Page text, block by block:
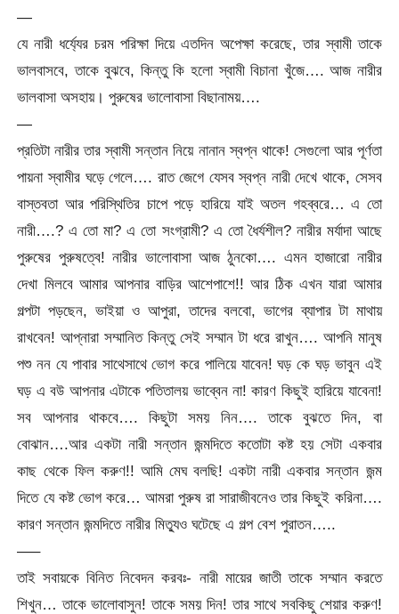
—
যে নারী ধর্য্যের চরম পরিক্ষা দিয়ে এতদিন অপেক্ষা করেছে, তার স্বামী তাকে
ভালবাসবে, তাকে বুঝবে, কিন্তু কি হলো স্বামী বিচানা খুঁজে…. আজ নারীর
ভালবাসা অসহায়। পুরুষের ভালোবাসা বিছানাময়….
—
প্রতিটা নারীর তার স্বামী সন্তান নিয়ে নানান স্বপ্ন থাকে! সেগুলো আর পূর্ণতা
পায়না স্বামীর ঘড়ে গেলে…. রাত জেগে যেসব স্বপ্ন নারী দেখে থাকে, সেসব
বাস্তবতা আর পরিস্থিতির চাপে পড়ে হারিয়ে যাই অতল গহব্বরে… এ তো
নারী….? এ তো মা? এ তো সংগ্রামী? এ তো ধৈর্যশীল? নারীর মর্যাদা আছে
পুরুষের পুরুষত্বে! নারীর ভালোবাসা আজ ঠুনকো…. এমন হাজারো নারীর
দেখা মিলবে আমার আপনার বাড়ির আশেপাশে!! আর ঠিক এখন যারা আমার
গল্পটা পড়ছেন, ভাইয়া ও আপুরা, তাদের বলবো, ভাগের ব্যাপার টা মাথায়
রাখবেন! আপ্নারা সম্মানিত কিন্তু সেই সম্মান টা ধরে রাখুন…. আপনি মানুষ
পশু নন যে পাবার সাথেসাথে ভোগ করে পালিয়ে যাবেন! ঘড় কে ঘড় ভাবুন এই
ঘড় এ বউ আপনার এটাকে পতিতালয় ভাব্বেন না! কারণ কিছুই হারিয়ে যাবেনা!
সব আপনার থাকবে…. কিছুটা সময় নিন…. তাকে বুঝতে দিন, বা
বোঝান….আর একটা নারী সন্তান জন্মদিতে কতোটা কষ্ট হয় সেটা একবার
কাছ থেকে ফিল করুণ!! আমি মেঘ বলছি! একটা নারী একবার সন্তান জন্ম
দিতে যে কষ্ট ভোগ করে… আমরা পুরুষ রা সারাজীবনেও তার কিছুই করিনা….
কারণ সন্তান জন্মদিতে নারীর মিত্যুও ঘটেছে এ গল্প বেশ পুরাতন…..
—–
তাই সবায়কে বিনিত নিবেদন করবঃ- নারী মায়ের জাতী তাকে সম্মান করতে
শিখুন… তাকে ভালোবাসুন! তাকে সময় দিন! তার সাথে সবকিছু শেয়ার করুণ!